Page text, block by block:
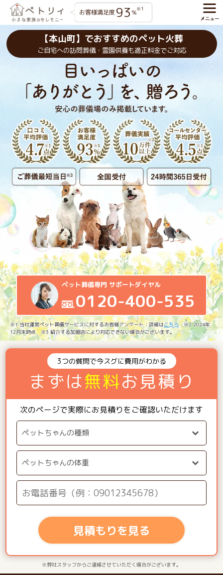
お客様満足度 93 %※1
【本山町】でおすすめのペット火葬
ご自宅への訪問葬儀・霊園供養も適正料金でご対応
ペット葬儀専門 サポートダイヤル
0120-400-535
※1 当社運営ペット葬儀サービスに対するお客様アンケート：詳細はこちら ※2 2024年
12月末時点 ※3 紹介する加盟店により対応できない場合がございます。
3つの質問で今スグに費用がわかる
まずは無料お見積り
次のページで実際にお見積りをご確認いただけます
見積もりを見る
※弊社スタッフからご連絡させていただく場合がございます。